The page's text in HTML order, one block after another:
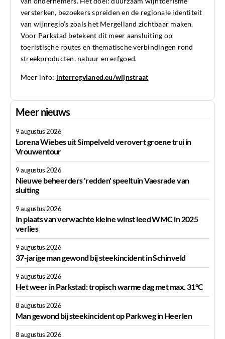
versterken, bezoekers spreiden en de regionale identiteit
van wijnregio’s zoals het Mergelland zichtbaar maken.
Voor Parkstad betekent dit meer aansluiting op
toeristische routes en thematische verbindingen rond
streekproducten, natuur en erfgoed.
Meer info: interregvlaned.eu/wijnstraat
Meer nieuws
9 augustus 2026
Lorena Wiebes uit Simpelveld verovert groene trui in
Vrouwentour
9 augustus 2026
Nieuwe beheerders 'redden' speeltuin Vaesrade van
sluiting
9 augustus 2026
In plaats van verwachte kleine winst leed WMC in 2025
verlies
9 augustus 2026
37-jarige man gewond bij steekincident in Schinveld
9 augustus 2026
Het weer in Parkstad: tropisch warme dag met max. 31°C
8 augustus 2026
Man gewond bij steekincident op Parkweg in Heerlen
8 augustus 2026